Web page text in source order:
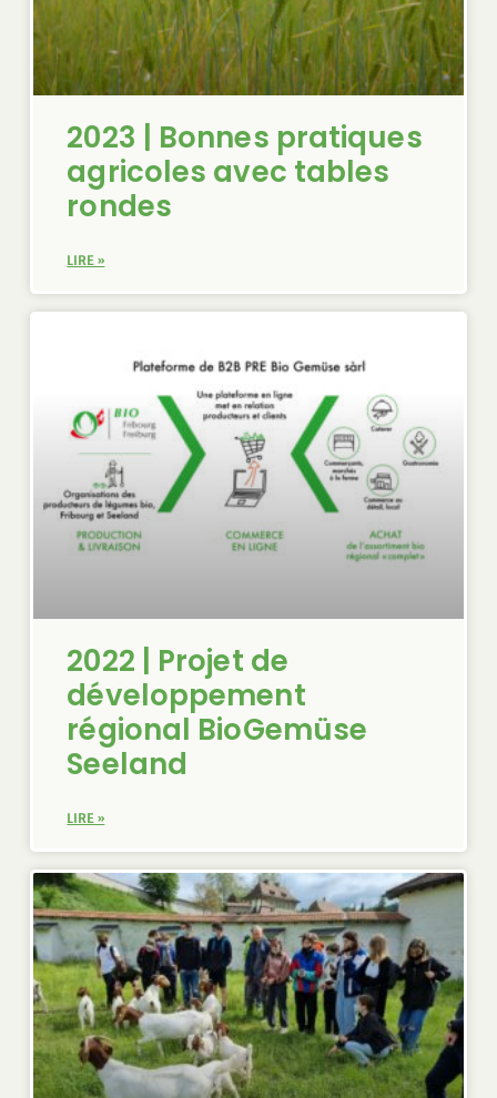
OK
European Commission | Cookies Policy
powered by
2023 | Bonnes pratiques
agricoles avec tables
rondes
LIRE »
2022 | Projet de
développement
régional BioGemüse
Seeland
LIRE »